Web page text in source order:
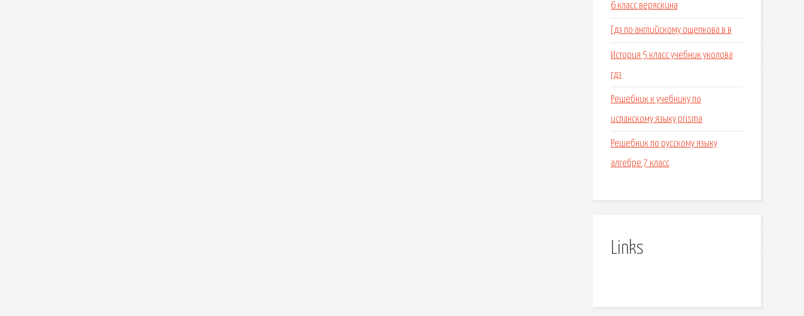
6 класс веряскина
Гдз по английскому ощепкова в в
История 5 класс учебник уколова
гдз
Решебник к учебнику по
испанскому языку prisma
Решебник по русскому языку
алгебре 7 класс
Links